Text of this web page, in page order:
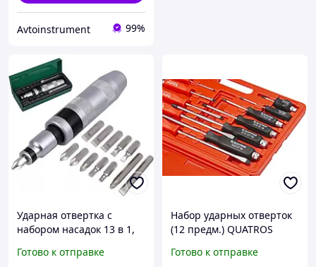
Avtoinstrument 99%
Ударная отвертка с
набором насадок 13 в 1,
поворотная отвертка для
Готово к отправке
Набор ударных отверток
(12 предм.) QUATROS
Готово к отправке